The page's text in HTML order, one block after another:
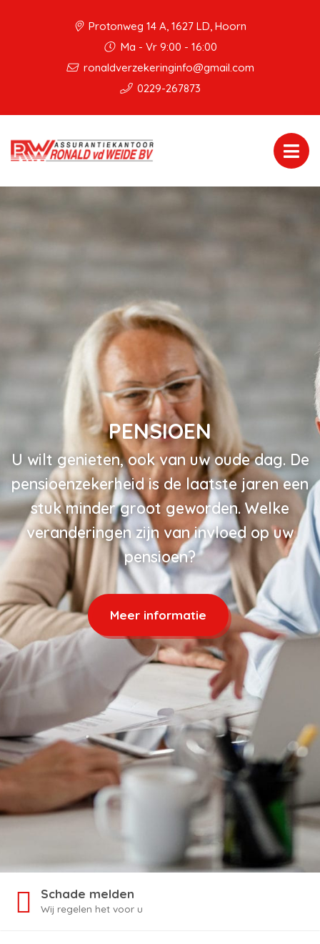
Protonweg 14 A, 1627 LD, Hoorn
Ma - Vr 9:00 - 16:00
ronaldverzekeringinfo@gmail.com
0229-267873
PENSIOEN
U wilt genieten, ook van uw oude dag. De
pensioenzekerheid is de laatste jaren een
stuk minder groot geworden. Welke
veranderingen zijn van invloed op uw
pensioen?
Meer informatie
Schade melden
Wij regelen het voor u